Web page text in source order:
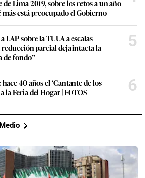
de Lima 2019, sobre los retos a un año
más está preocupado el Gobierno
LAP sobre la TUUA a escalas
parcial deja intacta la
de fondo”
5
40 años el ‘Cantante de los
la Feria del Hogar | FOTOS
6